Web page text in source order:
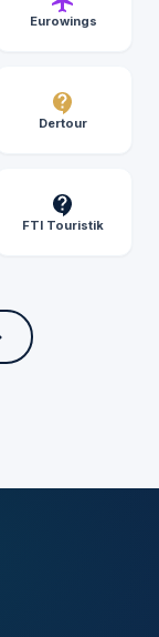
Eurowings
Dertour
FTI Touristik